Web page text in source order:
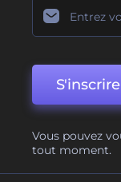
S'inscrire
Vous pouvez
tout moment.